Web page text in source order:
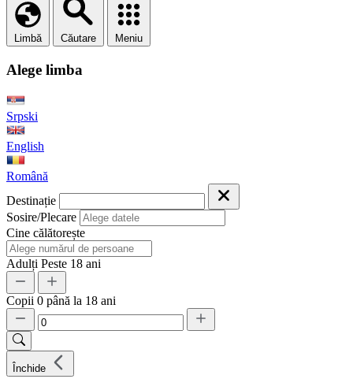
Limbă Căutare Meniu
Alege limba
Srpski
English
Română
Destinație
Sosire/Plecare
Cine călătorește
Adulți Peste 18 ani
Copii 0 până la 18 ani
Închide